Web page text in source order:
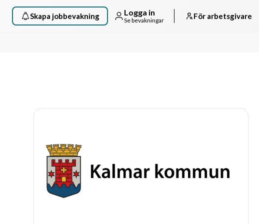
Skapa jobbevakning Logga in
Se bevakningar För arbetsgivare